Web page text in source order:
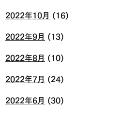
2022年10月 (16)
2022年9月 (13)
2022年8月 (10)
2022年7月 (24)
2022年6月 (30)